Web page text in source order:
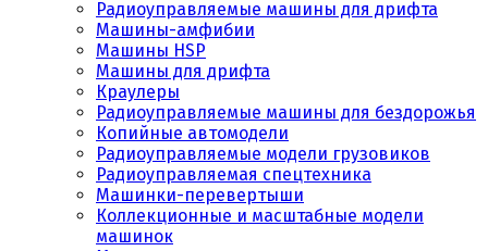
Радиоуправляемые машины для дрифта
Машины-амфибии
Машины HSP
Машины для дрифта
Краулеры
Радиоуправляемые машины для бездорожья
Копийные автомодели
Радиоуправляемые модели грузовиков
Радиоуправляемая спецтехника
Машинки-перевертыши
Коллекционные и масштабные модели
машинок